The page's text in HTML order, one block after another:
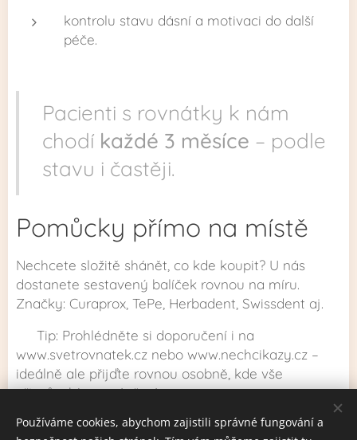
kontrolu stavu dásní a motivaci do další
péče.
Pacienti s rovnátky k nám
chodí každé 3 měsíce – podle
stavu i častěji.
Pomůcky přímo na místě
Nechcete složitě shánět, co kde koupit? U nás
dostanete sestavený balíček rovnou na míru.
Značky: Curaprox, TePe, Herbadent, Swissdent aj.
📍 Tip: Prohlédněte si doporučení i na
www.svetrovnatek.cz nebo www.nechcikazy.cz –
ideálně ale přijďte rovnou osobně, kde vše
přizpůsobíme právě vám.
Používáme cookies, abychom zajistili správné fungování a